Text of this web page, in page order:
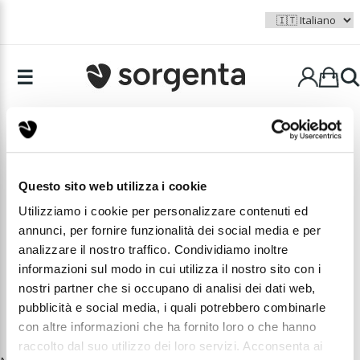
Questo sito web utilizza i cookie
Utilizziamo i cookie per personalizzare contenuti ed
annunci, per fornire funzionalità dei social media e per
analizzare il nostro traffico. Condividiamo inoltre
informazioni sul modo in cui utilizza il nostro sito con i
nostri partner che si occupano di analisi dei dati web,
pubblicità e social media, i quali potrebbero combinarle
con altre informazioni che ha fornito loro o che hanno
raccolto dal suo utilizzo dei loro servizi. Acconsenta ai
☰
+ Aree di interesse
TUTTE LE CATEGORIE
ANTEO | PRODOTTI DA FORNO